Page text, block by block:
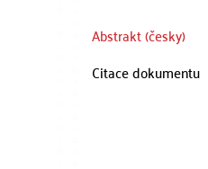
Abstrakt (česky)
Citace dokumentu